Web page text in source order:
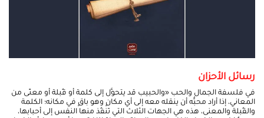
رسائل الأحزان
في فلسفة الجمال والحب «والحبيب قد يتحوَّل إلى كلمة أو قُبلة أو معنًى من
المعاني، إذا أراد محبُّه أن ينقله معه إلى أي مكانٍ وهو باقٍ في مكانه؛ الكلمة
والقُبلة والمعنى، هذه هي الجهات الثلاث التي تَنفُذ منها النفس إلى أحبابها،